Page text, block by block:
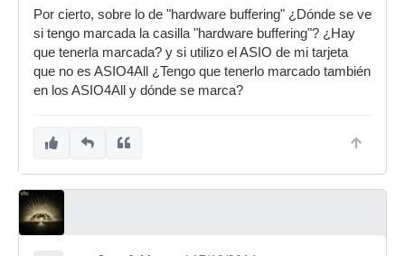
Por cierto, sobre lo de "hardware buffering" ¿Dónde se ve
si tengo marcada la casilla "hardware buffering"? ¿Hay
que tenerla marcada? y si utilizo el ASIO de mi tarjeta
que no es ASIO4All ¿Tengo que tenerlo marcado también
en los ASIO4All y dónde se marca?